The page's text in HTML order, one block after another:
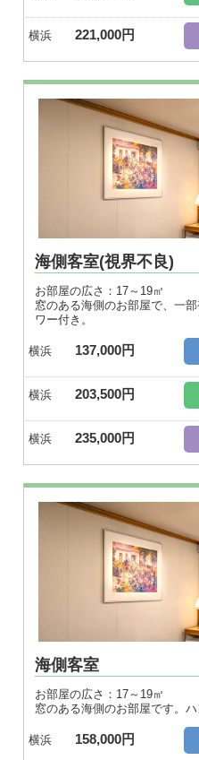
横浜 221,000円
海側客室(視界不良)
お部屋の広さ：17～19㎡
窓のある海側のお部屋で、一
ワー付き。
横浜 137,000円
横浜 203,500円
横浜 235,000円
海側客室
お部屋の広さ：17～19㎡
窓のある海側のお部屋です。ハ
横浜 158,000円